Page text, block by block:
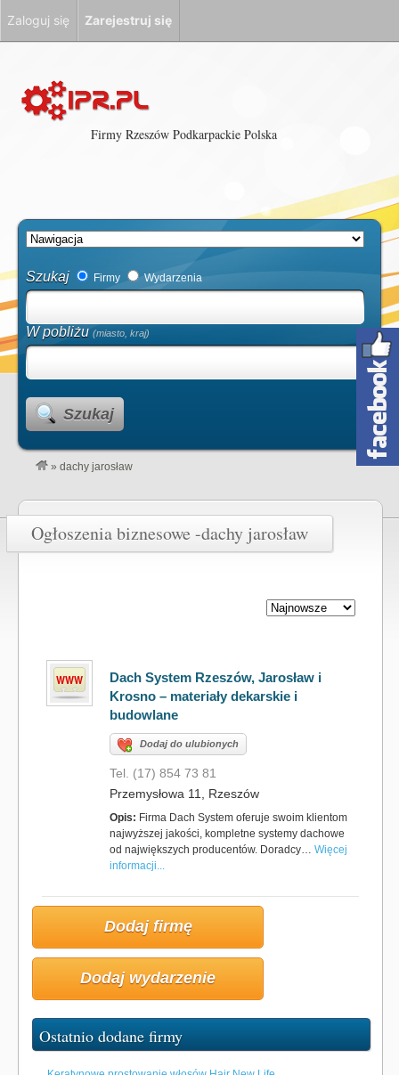
Firmy Rzeszów Podkarpackie Polska
Szukaj Firmy Wydarzenia
W pobliżu (miasto, kraj)
Szukaj
» dachy jarosław
Ogłoszenia biznesowe -dachy jarosław
Dach System Rzeszów, Jarosław i
Krosno – materiały dekarskie i
budowlane
Dodaj do ulubionych
Tel. (17) 854 73 81
Przemysłowa 11, Rzeszów
Opis: Firma Dach System oferuje swoim klientom
najwyższej jakości, kompletne systemy dachowe
od największych producentów. Doradcy… Więcej
informacji...
Dodaj firmę
Dodaj wydarzenie
Ostatnio dodane firmy
Zaloguj się Zarejestruj się